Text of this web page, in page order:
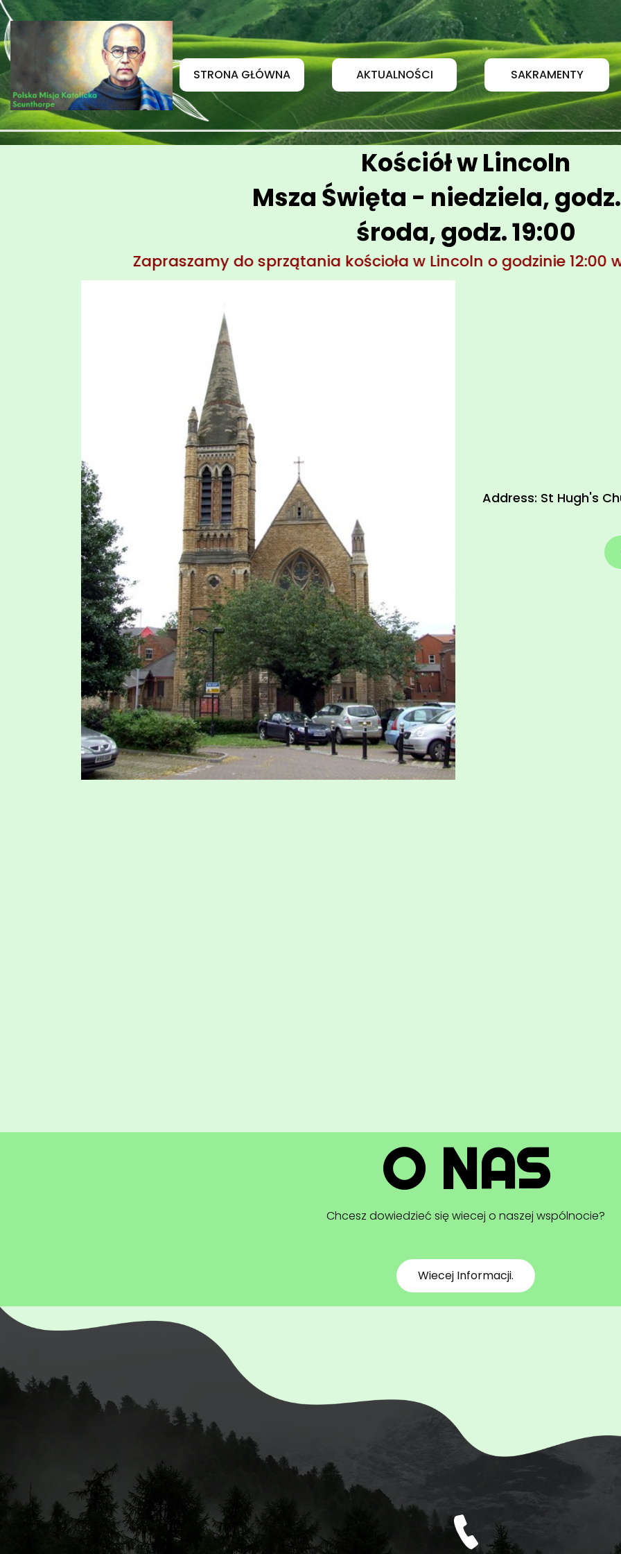
STRONA GŁÓWNA AKTUALNOŚCI SAKRAMENTY
Kościół w Lincoln
Msza Święta - niedziela, godz.
środa, godz. 19:00
Zapraszamy do sprzątania kościoła w Lincoln o godzinie 12:00 w dniach:
Address: St Hugh's